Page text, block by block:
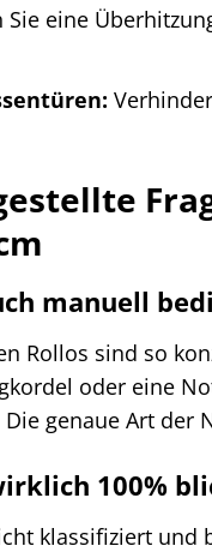
Sie eine
manuell
Rollos sind so
oder eine
genaue Art der
100%
klassifiziert und